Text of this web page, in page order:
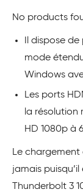
No products
Il dispose
mode
Windows
Les ports
la résolution
HD 1080p à
Le
jamais
Thunderbolt 3